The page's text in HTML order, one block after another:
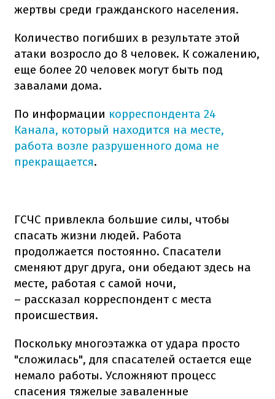
жертвы среди гражданского населения.
Количество погибших в результате этой
атаки возросло до 8 человек. К сожалению,
еще более 20 человек могут быть под
завалами дома.
По информации корреспондента 24
Канала, который находится на месте,
работа возле разрушенного дома не
прекращается.
ГСЧС привлекла большие силы, чтобы
спасать жизни людей. Работа
продолжается постоянно. Спасатели
сменяют друг друга, они обедают здесь на
месте, работая с самой ночи,
– рассказал корреспондент с места
происшествия.
Поскольку многоэтажка от удара просто
"сложилась", для спасателей остается еще
немало работы. Усложняют процесс
спасения тяжелые заваленные